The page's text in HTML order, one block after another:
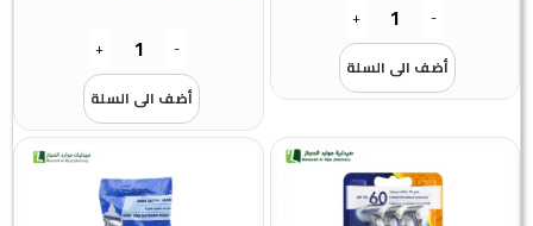
-
+
أضف الى السلة
-
+
أضف الى السلة